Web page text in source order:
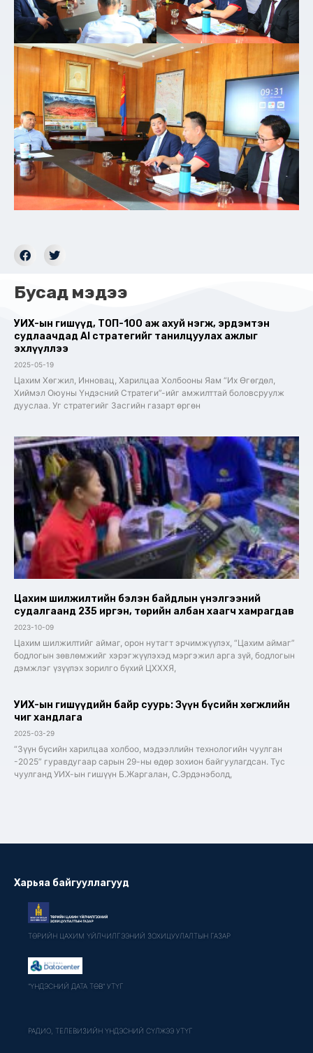
Бусад мэдээ
УИХ-ын гишүүд, ТОП-100 аж ахуй нэгж, эрдэмтэн
судлаачдад AI стратегийг танилцуулах ажлыг
эхлүүллээ
2025-05-19
Цахим Хөгжил, Инновац, Харилцаа Холбооны Яам “Их Өгөгдөл,
Хиймэл Оюуны Үндэсний Стратеги”-ийг амжилттай боловсруулж
дууслаа. Уг стратегийг Засгийн газарт өргөн
Цахим шилжилтийн бэлэн байдлын үнэлгээний
судалгаанд 235 иргэн, төрийн албан хаагч хамрагдав
2023-10-09
Цахим шилжилтийг аймаг, орон нутагт эрчимжүүлэх, “Цахим аймаг”
бодлогын зөвлөмжийг хэрэгжүүлэхэд мэргэжил арга зүй, бодлогын
дэмжлэг үзүүлэх зорилго бүхий ЦХХХЯ,
УИХ-ын гишүүдийн байр суурь: Зүүн бүсийн хөгжлийн
чиг хандлага
2025-03-29
“Зүүн бүсийн харилцаа холбоо, мэдээллийн технологийн чуулган
-2025” гуравдугаар сарын 29-ны өдөр зохион байгуулагдсан. Тус
чуулганд УИХ-ын гишүүн Б.Жаргалан, С.Эрдэнэболд,
Харьяа байгууллагууд
ТӨРИЙН ЦАХИМ ҮЙЛЧИЛГЭЭНИЙ ЗОХИЦУУЛАЛТЫН ГАЗАР
"ҮНДЭСНИЙ ДАТА ТӨВ" УТҮГ
РАДИО, ТЕЛЕВИЗИЙН ҮНДЭСНИЙ СҮЛЖЭЭ УТҮГ